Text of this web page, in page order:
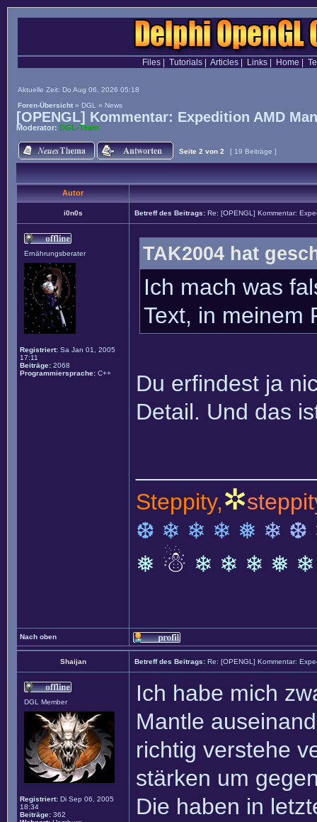
Files| Tutorials| Articles| Links| Home
Aktuelle Zeit: Do Aug 06, 2026 05:18
Foren-Übersicht » DGL » News
[OPENGL] Kommentar: Expedition AMD
Moderator: DGL-Team
Seite 2 von 2 [ 19 Beiträge ]
Autor
i0n0s Betreff des Beitrags: Re: [OPENGL] Kommentar:
Ernährungsberater
Registriert: Sa Jan 01, 2005
17:11
Beiträge: 2068
Programmiersprache: C++
TAK2004 hat
Ich mach was
Text, in meinem
Du erfindest ja
Detail. Und das
Steppity,✲
❆ ❄ ❄ ❄ ❅ ❄ ❆
❅ ☃ ❄ ❄ ❄ ❅
Nach oben
Shaijan Betreff des Beitrags: Re: [OPENGL] Kommentar:
DGL Member
Registriert: Di Sep 06, 2005
18:34
Beiträge: 362
Ich habe mich
Mantle
richtig verstehe
stärken um
Die haben in